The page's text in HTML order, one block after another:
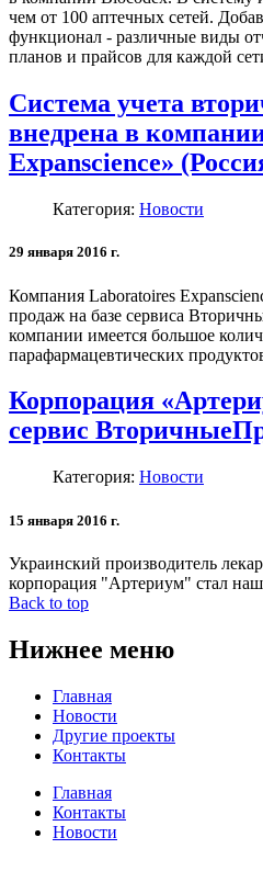
чем от 100 аптечных сетей.
функционал - различные виды
планов и прайсов для каждой
Система учета
внедрена в
Expanscience»
Категория: Новости
29 января 2016 г.
Компания Laboratoires
продаж на базе сервиса
компании имеется большое
парафармацевтических
Корпорация
сервис
Категория: Новости
15 января 2016 г.
Украинский производитель
корпорация "Артериум" стал
Back to top
Нижнее меню
Главная
Новости
Другие проекты
Контакты
Главная
Контакты
Новости